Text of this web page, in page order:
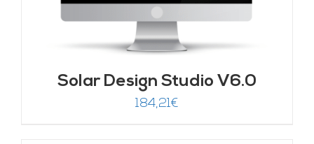
Solar Design Studio V6.0
184,21€